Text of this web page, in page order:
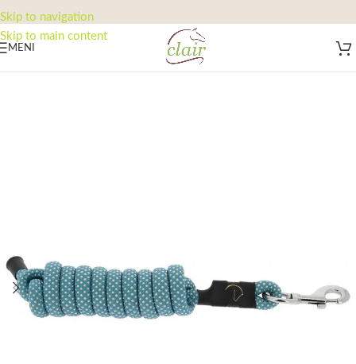
Skip to navigation
Skip to main content
MENI